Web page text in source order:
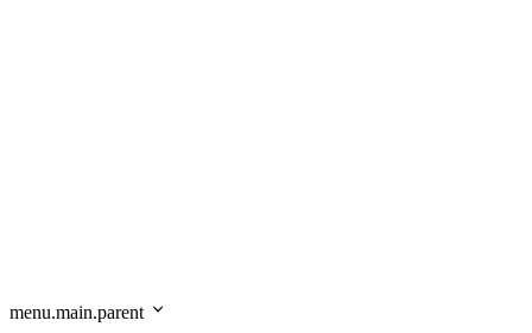
menu.main.parent